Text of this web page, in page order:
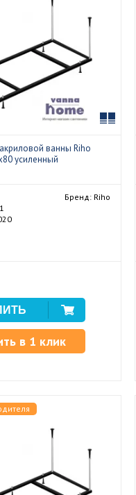
ванны Riho
усиленный
Бренд: Riho
в 1 клик